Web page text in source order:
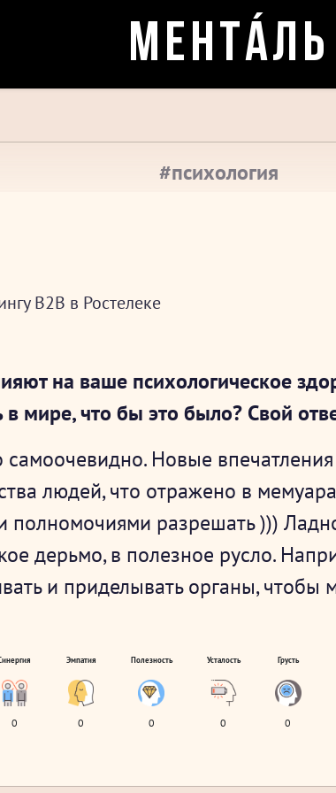
МЕНТÁЛЬ
#психология
B2B в Ростелеке
на ваше психологическое
в мире, что бы это было? Свой
самоочевидно. Новые
людей, что отражено в
полномочиями разрешать )))
дерьмо, в полезное русло.
и приделывать органы,
0
Эмпатия
0
Полезность
0
Усталость
0
Грусть
0